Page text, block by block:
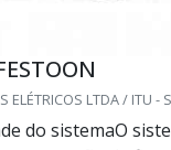
ELÉTRICOS LTDA / ITU -
do sistemaO